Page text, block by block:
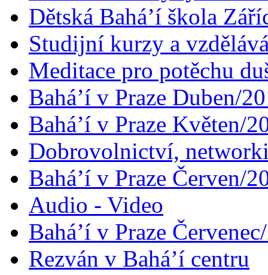
Dětská Bahá’í škola
Studijní kurzy a
Meditace pro potěchu
Bahá’í v Praze Duben/
Bahá’í v Praze Květen/
Dobrovolnictví,
Bahá’í v Praze Červen/
Audio - Video
Bahá’í v Praze
Rezván v Bahá’í centru